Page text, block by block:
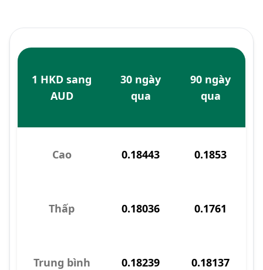
1 HKD sang
AUD
30 ngày
qua
90 ngày
qua
Cao 0.18443 0.1853
Thấp 0.18036 0.1761
Trung bình 0.18239 0.18137